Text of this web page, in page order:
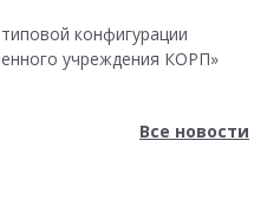
конфигурации
учреждения КОРП»
Все новости